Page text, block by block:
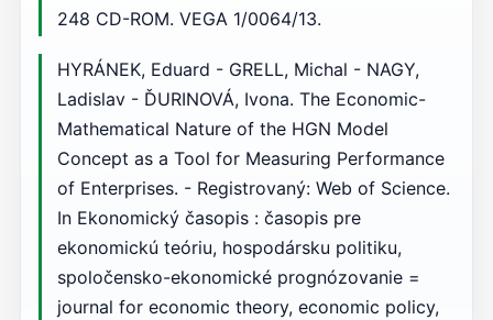
248 CD-ROM. VEGA 1/0064/13.
HYRÁNEK, Eduard - GRELL, Michal - NAGY,
Ladislav - ĎURINOVÁ, Ivona. The Economic-
Mathematical Nature of the HGN Model
Concept as a Tool for Measuring Performance
of Enterprises. - Registrovaný: Web of Science.
In Ekonomický časopis : časopis pre
ekonomickú teóriu, hospodársku politiku,
spoločensko-ekonomické prognózovanie =
journal for economic theory, economic policy,